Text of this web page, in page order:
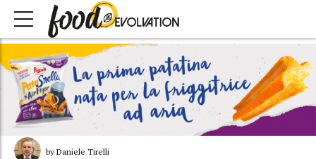
by Daniele Tirelli